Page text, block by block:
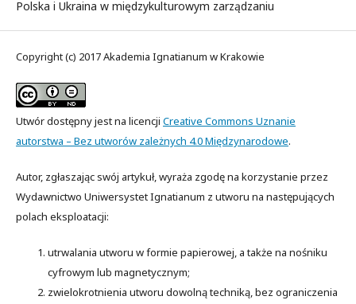
Polska i Ukraina w międzykulturowym zarządzaniu
Copyright (c) 2017 Akademia Ignatianum w Krakowie
Utwór dostępny jest na licencji Creative Commons Uznanie
autorstwa – Bez utworów zależnych 4.0 Międzynarodowe.
Autor, zgłaszając swój artykuł, wyraża zgodę na korzystanie przez
Wydawnictwo Uniwersystet Ignatianum z utworu na następujących
polach eksploatacji:
utrwalania utworu w formie papierowej, a także na nośniku
cyfrowym lub magnetycznym;
zwielokrotnienia utworu dowolną techniką, bez ograniczenia